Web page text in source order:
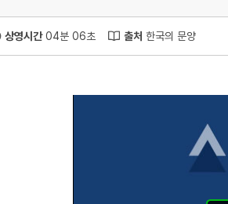
상영시간04분 06초 출처 한국의 문양